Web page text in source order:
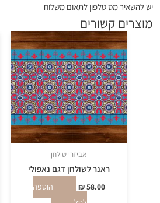
יש להשאיר מס טלפון לתאום משלוח
מוצרים קשורים
אביזרי שולחן
ראנר לשולחן דגם נאפולי
₪58.00
הוספה